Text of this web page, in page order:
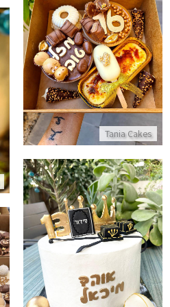
Tania Cakes
מארז מתנה ליום הולדת
התקשר/י
עוגת בר מצווה מעוצבת
התקשר/י